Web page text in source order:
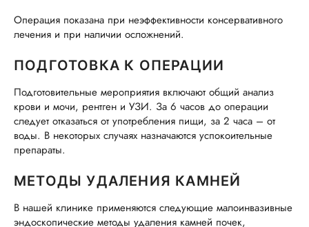
Операция показана при неэффективности консервативного
лечения и при наличии осложнений.
ПОДГОТОВКА К ОПЕРАЦИИ
Подготовительные мероприятия включают общий анализ
крови и мочи, рентген и УЗИ. За 6 часов до операции
следует отказаться от употребления пищи, за 2 часа – от
воды. В некоторых случаях назначаются успокоительные
препараты.
МЕТОДЫ УДАЛЕНИЯ КАМНЕЙ
В нашей клинике применяются следующие малоинвазивные
эндоскопические методы удаления камней почек,